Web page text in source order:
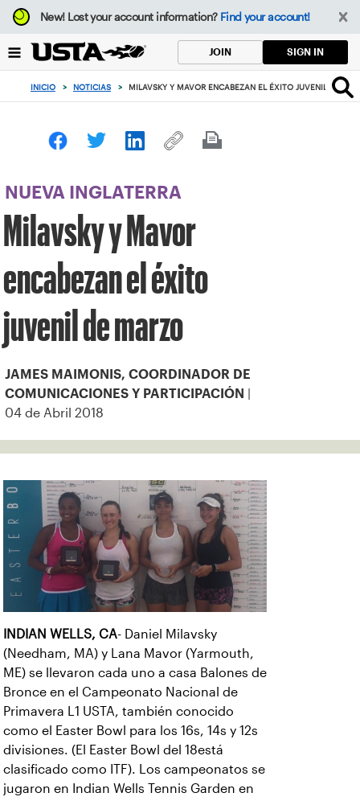
Enfoque
desde
botón
volver
principio
New!Lost your account information? Find your account!
JOIN SIGN IN
INICIO > NOTICIAS > MILAVSKY Y MAVOR ENCABEZAN EL ÉXITO JUVENIL DE
NUEVA INGLATERRA
Milavsky y Mavor
encabezan el éxito
juvenil de marzo
JAMES MAIMONIS, COORDINADOR DE
COMUNICACIONES Y PARTICIPACIÓN
04 de Abril 2018
INDIAN WELLS, CA- Daniel Milavsky
(Needham, MA) y Lana Mavor (Yarmouth,
ME) se llevaron cada uno a casa Balones de
Bronce en el Campeonato Nacional de
Primavera L1 USTA, también conocido
como el Easter Bowl para los 16s, 14s y 12s
divisiones. (El Easter Bowl del 18está
clasificado como ITF). Los campeonatos se
jugaron en Indian Wells Tennis Garden en